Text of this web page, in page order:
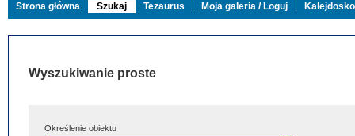
Strona główna Szukaj Tezaurus Moja galeria / Loguj
Wyszukiwanie proste
Określenie obiektu